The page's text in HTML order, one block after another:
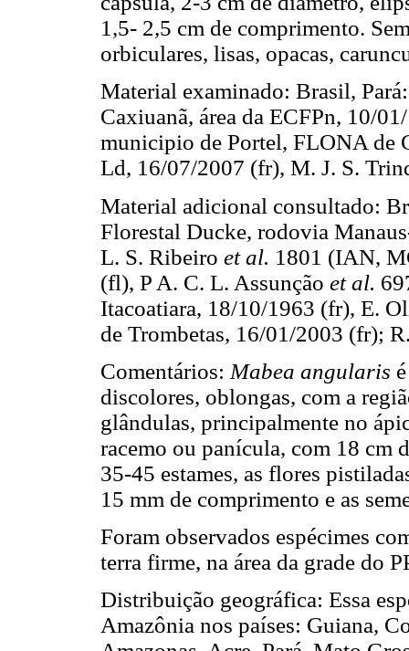
1,5- 2,5 cm de comprimento.
orbiculares, lisas, opacas,
Material examinado: Brasil,
Caxiuanã, área da ECFPn, 10/
municipio de Portel, FLONA de
Ld, 16/07/2007 (fr), M. J. S.
Material adicional consultado:
Florestal Ducke, rodovia
L. S. Ribeiro et al. 1801 (IAN,
(fl), P A. C. L. Assunção et al.
Itacoatiara, 18/10/1963 (fr), E.
de Trombetas, 16/01/2003 (fr);
Comentários: Mabea angularis
discolores, oblongas, com a
glândulas, principalmente no
racemo ou panícula, com 18 cm
35-45 estames, as flores
15 mm de comprimento e as
Foram observados espécimes
terra firme, na área da grade do
Distribuição geográfica: Essa
Amazônia nos países: Guiana,